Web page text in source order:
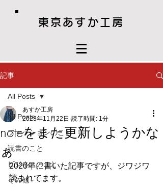
東京あすか工房
記事
All Posts
ファッションのこと
読書のこと
ビジネスのこと
その他
All Posts
noteをまた更新しようかな
ぁ
あすか工房
2023年11月22日 読了時間: 1分
2020年に書いた記事ですが、ジワジワ
読まれてます。